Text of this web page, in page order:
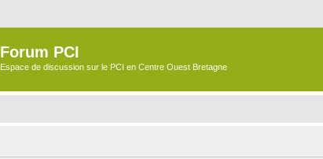
Forum PCI
Espace de discussion sur le PCI en Centre Ouest Bretagne